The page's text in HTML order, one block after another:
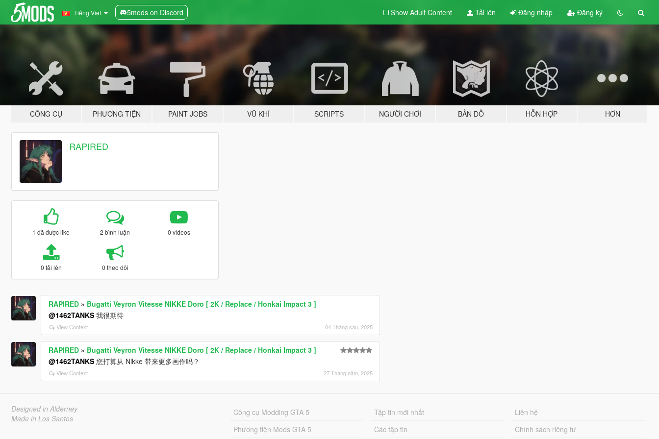
Tiếng Việt 5mods on Discord Show Adult Content Tải lên Đăng nhập Đăng ký
CÔNG CỤ PHƯƠNG TIỆN PAINT JOBS VŨ KHÍ SCRIPTS NGƯỜI CHƠI BẢN ĐỒ HỖN HỢP HƠN
RAPIRED
1 đã được like 2 bình luận 0 videos
0 tải lên 0 theo dõi
RAPIRED» Bugatti Veyron Vitesse NIKKE Doro [ 2K / Replace / Honkai Impact 3 ]
@1462TANKS我很期待
View Context 04 Tháng sáu, 2025
RAPIRED» Bugatti Veyron Vitesse NIKKE Doro [ 2K / Replace / Honkai Impact 3 ]
@1462TANKS您打算从 Nikke 带来更多画作吗？
View Context 27 Tháng năm, 2025
Designed in Alderney
Made in Los Santos
Công cụ Modding GTA 5
Phương tiện Mods GTA 5
Tập tin mới nhất
Các tập tin
Liên hệ
Chính sách riêng tư